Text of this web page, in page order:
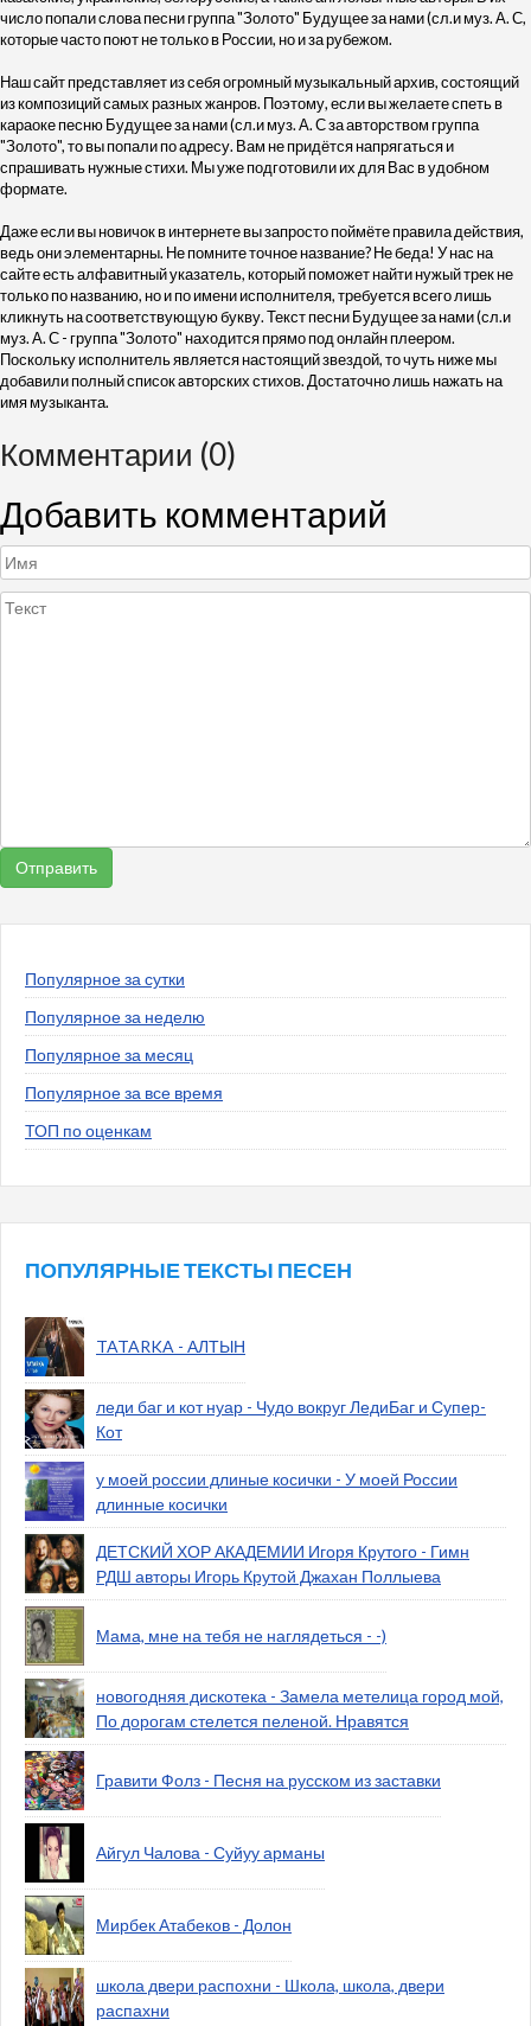
число попали слова песни группа "Золото" Будущее за нами (сл.и муз. А. С,
которые часто поют не только в России, но и за рубежом.
Наш сайт представляет из себя огромный музыкальный архив, состоящий
из композиций самых разных жанров. Поэтому, если вы желаете спеть в
караоке песню Будущее за нами (сл.и муз. А. С за авторством группа
"Золото", то вы попали по адресу. Вам не придётся напрягаться и
спрашивать нужные стихи. Мы уже подготовили их для Вас в удобном
формате.
Даже если вы новичок в интернете вы запросто поймёте правила действия,
ведь они элементарны. Не помните точное название? Не беда! У нас на
сайте есть алфавитный указатель, который поможет найти нужый трек не
только по названию, но и по имени исполнителя, требуется всего лишь
кликнуть на соответствующую букву. Текст песни Будущее за нами (сл.и
муз. А. С - группа "Золото" находится прямо под онлайн плеером.
Поскольку исполнитель является настоящий звездой, то чуть ниже мы
добавили полный список авторских стихов. Достаточно лишь нажать на
имя музыканта.
Комментарии (0)
Добавить комментарий
Популярное за сутки
Популярное за неделю
Популярное за месяц
Популярное за все время
ТОП по оценкам
ПОПУЛЯРНЫЕ ТЕКСТЫ ПЕСЕН
TATARKA - АЛТЫН
леди баг и кот нуар - Чудо вокруг ЛедиБаг и Супер-
Кот
у моей россии длиные косички - У моей России
длинные косички
ДЕТСКИЙ ХОР АКАДЕМИИ Игоря Крутого - Гимн
РДШ авторы Игорь Крутой Джахан Поллыева
Мама, мне на тебя не наглядеться - -)
новогодняя дискотека - Замела метелица город мой,
По дорогам стелется пеленой. Нравятся
Гравити Фолз - Песня на русском из заставки
Айгул Чалова - Суйуу арманы
Мирбек Атабеков - Долон
школа двери распохни - Школа, школа, двери
распахни